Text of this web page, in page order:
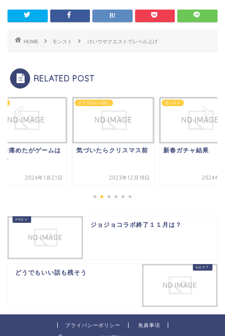
HOME モンスト けいウサクエストでレベル上げ
RELATED POST
を痛めたがゲームは
る
2024年1月21日
どうでもいい話し
気づいたらクリスマス前
2023年12月18日
モンスト
新春ガチャ結果
2024年1
ジョジョコラボ終了１１月は？
どうでもいい話も残そう
プライバシーポリシー 免責事項